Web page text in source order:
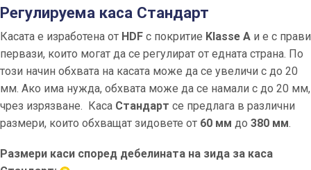
Регулируема каса Стандарт
Касата е изработена от HDF с покритие Klasse A и е с прави
первази, които могат да се регулират от едната страна. По
този начин обхвата на касата може да се увеличи с до 20
мм. Ако има нужда, обхвата може да се намали с до 20 мм,
чрез изрязване. Каса Стандарт се предлага в различни
размери, които обхващат зидовете от 60 мм до 380 мм.
Размери каси според дебелината на зида за каса